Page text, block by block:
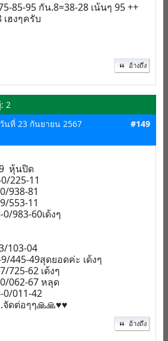
85-95 กัน.8=38-28 เน้นๆ 95 ++
เฮงๆครับ
อ้างถึง
2
นที่ 23 กันยายน 2567
#149
หุ้นปิด
225-11
938-81
553-11
983-60เด้งๆ
103-04
445-49สุดยอดค่ะ เด้งๆ
725-62 เด้งๆ
062-67 หลุด
0/011-42
ดต่อๆๆ🙏🙏♥️♥️
อ้างถึง